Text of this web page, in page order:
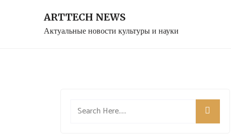
ARTTECH NEWS
Актуальные новости культуры и науки